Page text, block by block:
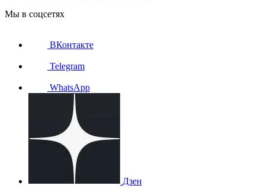
Мы в соцсетях
ВКонтакте
Telegram
WhatsApp
Дзен